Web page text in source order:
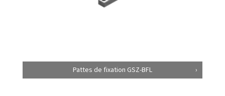
Pattes de fixation GSZ-BFL